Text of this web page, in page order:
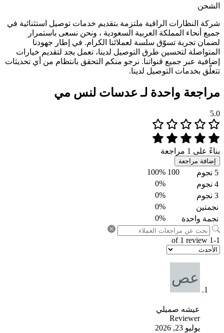
الشحن
شركة النظارات الراقية ملتزمة بتقديم خدمات توصيل استثنائية في
جميع أنحاء المملكة العربية السعودية ، ونحن نسعى باستمرار
لضمان تجربة تسوّق سلسة لعملائنا الكرام. في إطار جهودنا
المتواصلة لتحسين طرق التوصيل لدينا، نعمل بجد لتقديم خيارات
إضافية عبر جميع قنواتنا. نرجو منكم التحقق بانتظام من أي تحديثات
تتعلّق بخدمات التوصيل لدينا.
مراجعة واحدة لـ عدسات لنس مي
5.0
بناءً على 1 مراجعة
إضافة مراجعة
5 نجوم 100
100%
4 نجوم
0%
3 نجوم
0%
نجمتين
0%
نجمة واحدة
0%
1-1 of 1 review
عيشه صميلي
Reviewer
يوليو 23, 2026